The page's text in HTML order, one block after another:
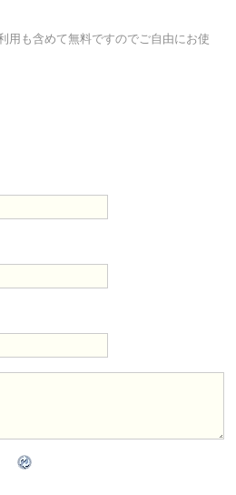
用も含めて無料ですのでご自由にお使